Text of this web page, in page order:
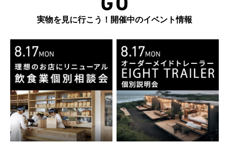
実物を見に行こう！開催中のイベント情報